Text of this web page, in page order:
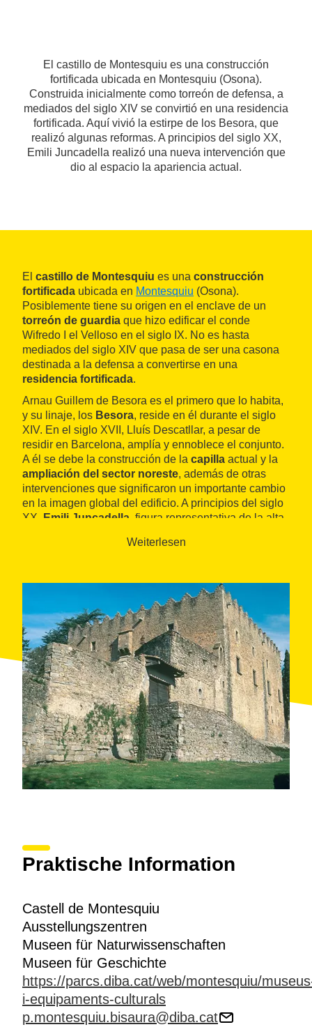
El castillo de Montesquiu es una construcción
fortificada ubicada en Montesquiu (Osona).
Construida inicialmente como torreón de defensa, a
mediados del siglo XIV se convirtió en una residencia
fortificada. Aquí vivió la estirpe de los Besora, que
realizó algunas reformas. A principios del siglo XX,
Emili Juncadella realizó una nueva intervención que
dio al espacio la apariencia actual.
El castillo de Montesquiu es una construcción
fortificada ubicada en Montesquiu (Osona).
Posiblemente tiene su origen en el enclave de un
torreón de guardia que hizo edificar el conde
Wifredo I el Velloso en el siglo IX. No es hasta
mediados del siglo XIV que pasa de ser una casona
destinada a la defensa a convertirse en una
residencia fortificada.
Arnau Guillem de Besora es el primero que lo habita,
y su linaje, los Besora, reside en él durante el siglo
XIV. En el siglo XVII, Lluís Descatllar, a pesar de
residir en Barcelona, amplía y ennoblece el conjunto.
A él se debe la construcción de la capilla actual y la
ampliación del sector noreste, además de otras
intervenciones que significaron un importante cambio
en la imagen global del edificio. A principios del siglo
XX, Emili Juncadella , figura representativa de la alta
apariencia de castillo que tiene en la actualidad y lo
evolución y ampliaciones anteriores del edificio.
Actualmente, y tras una intervención que ha
conservado los aspectos arquitectónicos más
significativos de los diversos períodos, el castillo ha
recuperado el vínculo con el territorio y se ha
integrado en el conjunto del parque natural. El piso
superior se ha acondicionado comoCentro de
Recursospara acoger cursos, conferencias o
reuniones de trabajo.
Weiterlesen
Praktische Information
Castell de Montesquiu
Ausstellungszentren
Museen für Naturwissenschaften
Museen für Geschichte
https://parcs.diba.cat/web/montesquiu/
i-equipaments-culturals
p.montesquiu.bisaura@diba.cat